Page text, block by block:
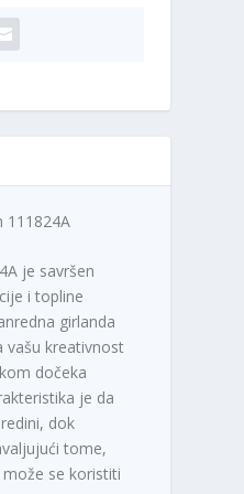
111824A
je savršen
i topline
girlanda
vašu kreativnost
dočeka
je da
dok
tome,
se koristiti